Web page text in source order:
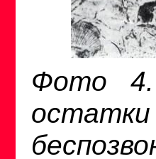
Фото 4.
остатки